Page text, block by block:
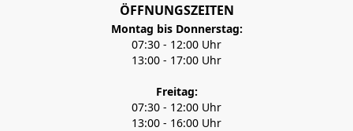
ÖFFNUNGSZEITEN
Montag bis Donnerstag:
07:30 - 12:00 Uhr
13:00 - 17:00 Uhr
Freitag:
07:30 - 12:00 Uhr
13:00 - 16:00 Uhr